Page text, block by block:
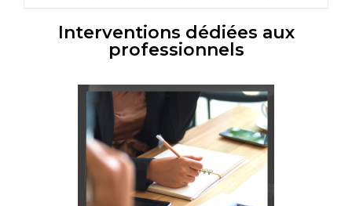
Interventions dédiées aux
professionnels